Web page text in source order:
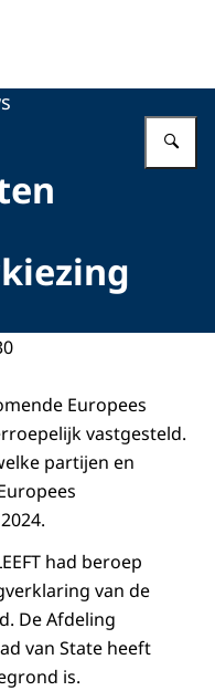
Europees
vastgesteld.
partijen en
had beroep
van de
De Afdeling
van State heeft
is.